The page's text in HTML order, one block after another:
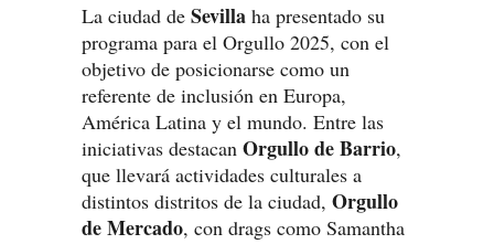
La ciudad de Sevilla ha presentado su
programa para el Orgullo 2025, con el
objetivo de posicionarse como un
referente de inclusión en Europa,
América Latina y el mundo. Entre las
iniciativas destacan Orgullo de Barrio,
que llevará actividades culturales a
distintos distritos de la ciudad, Orgullo
de Mercado, con drags como Samantha